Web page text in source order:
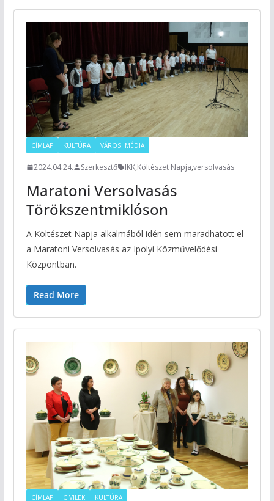
CÍMLAP KULTÚRA VÁROSI MÉDIA
2024.04.24. Szerkesztő IKK,Költészet Napja,versolvasás
Maratoni Versolvasás
Törökszentmiklóson
A Költészet Napja alkalmából idén sem maradhatott el
a Maratoni Versolvasás az Ipolyi Közművelődési
Központban.
Read More
CÍMLAP CIVILEK KULTÚRA